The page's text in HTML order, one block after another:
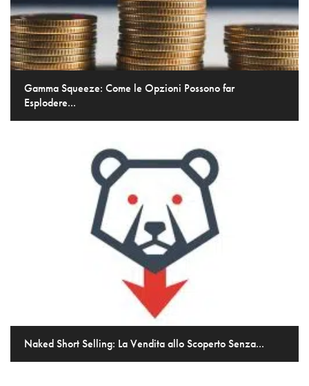
Gamma Squeeze: Come le Opzioni Possono far
Esplodere...
Naked Short Selling: La Vendita allo Scoperto Senza...